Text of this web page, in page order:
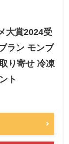
大賞2024受
ラン モンブ
り寄せ 冷凍
ト